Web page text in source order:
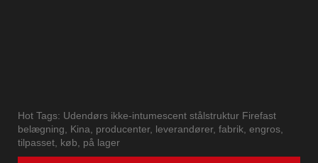
Hot Tags: Udendørs ikke-intumescent stålstruktur Firefast
belægning, Kina, producenter, leverandører, fabrik, engros,
tilpasset, køb, på lager